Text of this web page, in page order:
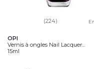
(224)
OPI
Vernis à ongles Nail Lacquer...
15ml